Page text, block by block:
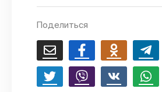
Политика
Поделиться